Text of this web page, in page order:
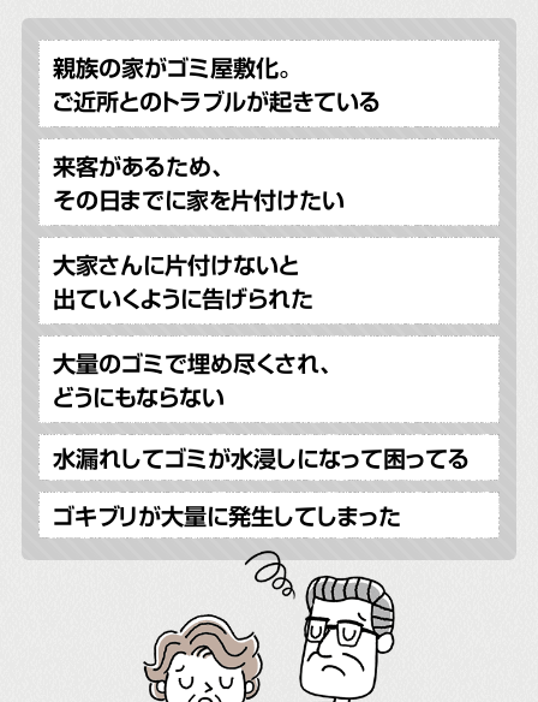
親族の家がゴミ屋敷化。
ご近所とのトラブルが起きている
来客があるため、
その日までに家を片付けたい
大家さんに片付けないと
出ていくように告げられた
大量のゴミで埋め尽くされ、
どうにもならない
水漏れしてゴミが水浸しになって困ってる
ゴキブリが大量に発生してしまった